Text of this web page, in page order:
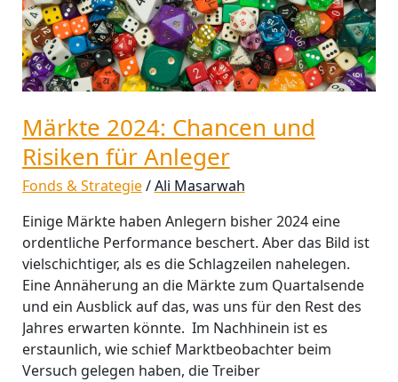
Märkte 2024: Chancen und
Risiken für Anleger
Fonds & Strategie/Ali Masarwah
Einige Märkte haben Anlegern bisher 2024 eine
ordentliche Performance beschert. Aber das Bild ist
vielschichtiger, als es die Schlagzeilen nahelegen.
Eine Annäherung an die Märkte zum Quartalsende
und ein Ausblick auf das, was uns für den Rest des
Jahres erwarten könnte. Im Nachhinein ist es
erstaunlich, wie schief Marktbeobachter beim
Versuch gelegen haben, die Treiber